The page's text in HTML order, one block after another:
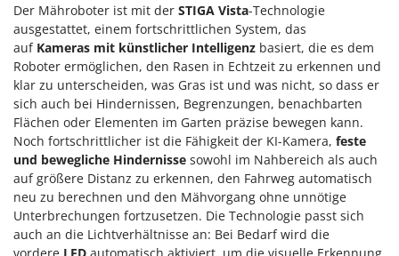
Tellarini Pompe
Telwin
Tenco
Tineco
Titania
Tornado
Tre Spade
Trev - Abrek - TecnoVIR
Trotec
Der Mähroboter ist mit der STIGA Vista-Technologie
ausgestattet, einem fortschrittlichen System, das
auf Kameras mit künstlicher Intelligenz basiert, die es dem
Roboter ermöglichen, den Rasen in Echtzeit zu erkennen und
klar zu unterscheiden, was Gras ist und was nicht, so dass er
sich auch bei Hindernissen, Begrenzungen, benachbarten
Flächen oder Elementen im Garten präzise bewegen kann.
Noch fortschrittlicher ist die Fähigkeit der KI-Kamera, feste
und bewegliche Hindernisse sowohl im Nahbereich als auch
auf größere Distanz zu erkennen, den Fahrweg automatisch
neu zu berechnen und den Mähvorgang ohne unnötige
Unterbrechungen fortzusetzen. Die Technologie passt sich
auch an die Lichtverhältnisse an: Bei Bedarf wird die
vordere LED automatisch aktiviert, um die visuelle Erkennung